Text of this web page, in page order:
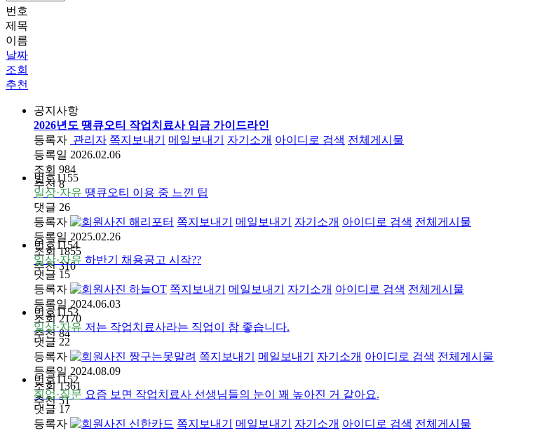
번호
제목
이름
날짜
조회
추천
공지사항
2026년도 땡큐오티 작업치료사 임금 가이드라인
등록자 관리자 쪽지보내기 메일보내기 자기소개 아이디로 검색 전체게시물
등록일 2026.02.06
조회 984
추천8
번호1155
일상·자유 땡큐오티 이용 중 느낀 팁
댓글 26
등록자
해리포터 쪽지보내기 메일보내기 자기소개 아이디로 검색 전체게시물
등록일 2025.02.26
조회1855
추천310
번호1154
일상·자유 하반기 채용공고 시작??
댓글 15
등록자
하늘OT 쪽지보내기 메일보내기 자기소개 아이디로 검색 전체게시물
등록일 2024.06.03
조회2170
추천84
번호1153
일상·자유 저는 작업치료사라는 직업이 참 좋습니다.
댓글 22
등록자
짱구는못말려 쪽지보내기 메일보내기 자기소개 아이디로 검색 전체게시물
등록일 2024.08.09
조회1361
추천51
번호1152
취업·질문 요즘 보면 작업치료사 선생님들의 눈이 꽤 높아진 거 같아요.
댓글 17
등록자
신한카드 쪽지보내기 메일보내기 자기소개 아이디로 검색 전체게시물